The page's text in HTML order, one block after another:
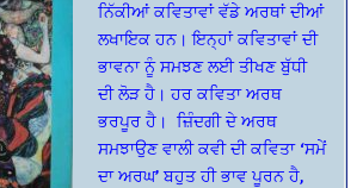
ਨਿੱਕੀਆਂ ਕਵਿਤਾਵਾਂ ਵੱਡੇ ਅਰਥਾਂ ਦੀਆਂ
ਲਖਾਇਕ ਹਨ। ਇਨ੍ਹਾਂ ਕਵਿਤਾਵਾਂ ਦੀ
ਭਾਵਨਾ ਨੂੰ ਸਮਝਣ ਲਈ ਤੀਖਣ ਬੁੱਧੀ
ਦੀ ਲੋੜ ਹੈ। ਹਰ ਕਵਿਤਾ ਅਰਥ
ਭਰਪੂਰ ਹੈ। ਜ਼ਿੰਦਗੀ ਦੇ ਅਰਥ
ਸਮਝਾਉਣ ਵਾਲੀ ਕਵੀ ਦੀ ਕਵਿਤਾ ‘ਸਮੇਂ
ਦਾ ਅਰਘ’ ਬਹੁਤ ਹੀ ਭਾਵ ਪੂਰਨ ਹੈ,